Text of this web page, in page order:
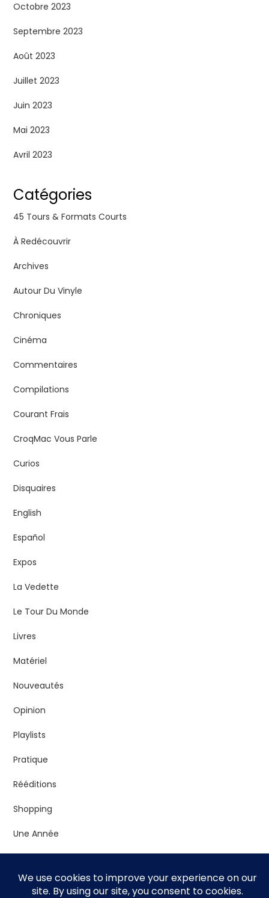
Octobre 2023
Septembre 2023
Août 2023
Juillet 2023
Juin 2023
Mai 2023
Avril 2023
Catégories
45 Tours & Formats Courts
À Redécouvrir
Archives
Autour Du Vinyle
Chroniques
Cinéma
Commentaires
Compilations
Courant Frais
CroqMac Vous Parle
Curios
Disquaires
English
Español
Expos
La Vedette
Le Tour Du Monde
Livres
Matériel
Nouveautés
Opinion
Playlists
Pratique
Rééditions
Shopping
Une Année